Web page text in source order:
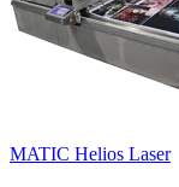
MATIC Helios Laser